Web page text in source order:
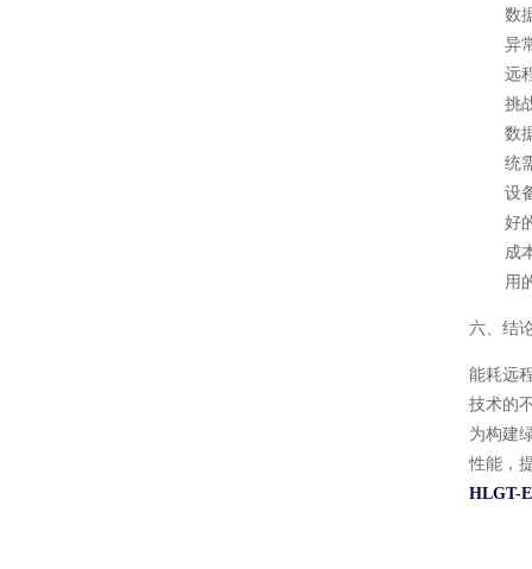
数
异
远
挑
数
统
设
好
成
用
六、结
能耗远
技术的
为构建
性能，
HLGT-